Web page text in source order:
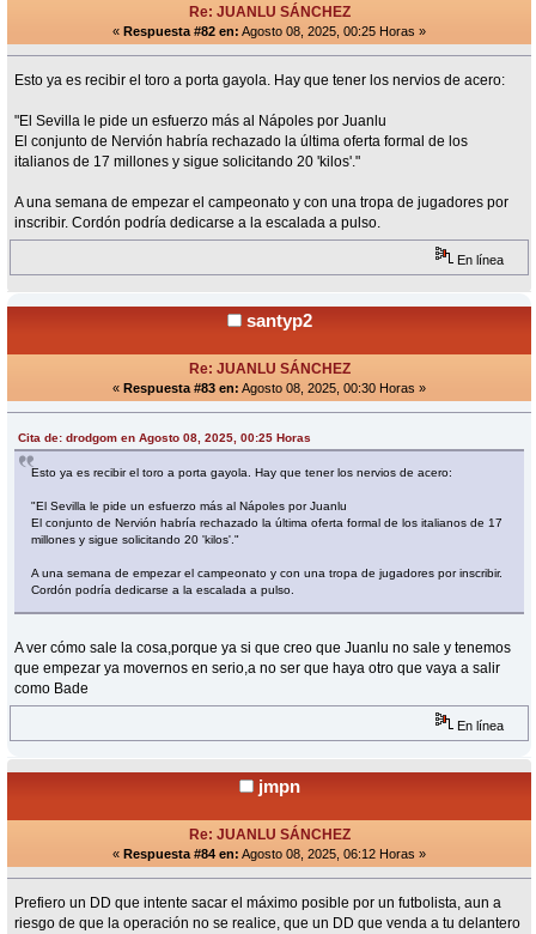
Re: JUANLU SÁNCHEZ
« Respuesta #82 en: Agosto 08, 2025, 00:25 Horas »
Esto ya es recibir el toro a porta gayola. Hay que tener los nervios de acero:
"El Sevilla le pide un esfuerzo más al Nápoles por Juanlu
El conjunto de Nervión habría rechazado la última oferta formal de los
italianos de 17 millones y sigue solicitando 20 'kilos'."
A una semana de empezar el campeonato y con una tropa de jugadores por
inscribir. Cordón podría dedicarse a la escalada a pulso.
En línea
santyp2
Re: JUANLU SÁNCHEZ
« Respuesta #83 en: Agosto 08, 2025, 00:30 Horas »
Cita de: drodgom en Agosto 08, 2025, 00:25 Horas
Esto ya es recibir el toro a porta gayola. Hay que tener los nervios de acero:
"El Sevilla le pide un esfuerzo más al Nápoles por Juanlu
El conjunto de Nervión habría rechazado la última oferta formal de los italianos de 17
millones y sigue solicitando 20 'kilos'."
A una semana de empezar el campeonato y con una tropa de jugadores por inscribir.
Cordón podría dedicarse a la escalada a pulso.
A ver cómo sale la cosa,porque ya si que creo que Juanlu no sale y tenemos
que empezar ya movernos en serio,a no ser que haya otro que vaya a salir
como Bade
En línea
jmpn
Re: JUANLU SÁNCHEZ
« Respuesta #84 en: Agosto 08, 2025, 06:12 Horas »
Prefiero un DD que intente sacar el máximo posible por un futbolista, aun a
riesgo de que la operación no se realice, que un DD que venda a tu delantero